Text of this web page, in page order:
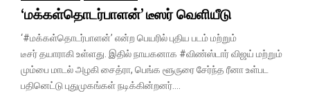
‘மக்கள்தொடர்பாளன்’ டீஸர் வெளியீடு
‘#மக்கள்தொடர்பாளன்’ என்ற பெயரில் புதிய படம் மற்றும்
டீசர் தயாராகி உள்ளது. இதில் நாயகனாக #விண்ஸ்டார் விஜய் மற்றும்
மும்பை மாடல் அழகி சைத்ரா, பெங்க ளூருரை சேர்ந்த ரீனா உள்பட
பதினெட்டு புதுமுகங்கள் நடிக்கின்றனர்....